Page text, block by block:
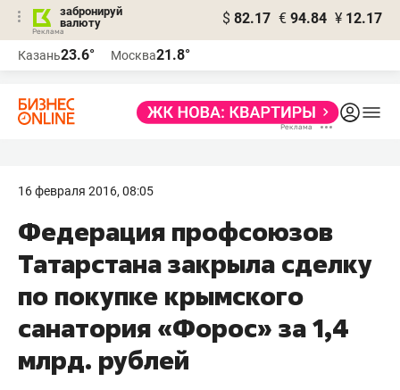
забронируй
валюту
$ 82.17 € 94.84 ¥ 12.17
Казань23.6° Москва21.8°
16 февраля 2016, 08:05
Федерация профсоюзов
Татарстана закрыла сделку
по покупке крымского
санатория «Форос» за 1,4
млрд. рублей